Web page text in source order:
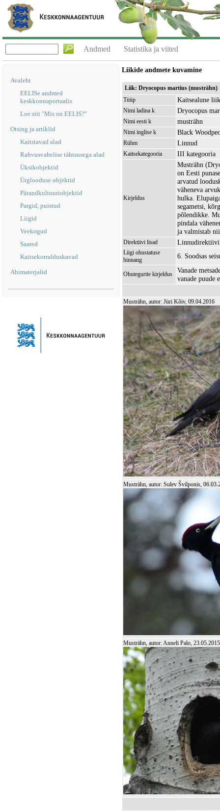
Andmed Statistika ja viited
Avaleht
EELISe andmed
keskkonnaportaalis
Loe siit "Mis on EELIS?"
Otsing ja artiklid
Kaitstavad alad
Rahvusvahelise tähtsusega alad
Üksikobjektid
Ürglooduse objektid
Pärandkultuuriobjektid
Pargid, puistud
Liigid
Veekogud
Saared
Kaitsekorralduskavad
Abimaterjalid
Liikide andmete kuvamine
Liik: Dryocopus martius (musträhn)
Tüüp
Kaitsealune liik
Nimi ladina k Dryocopus
Nimi eesti k musträhn
Nimi inglise k Black
Rühm Linnud
Kaitsekategooria III kategooria
Kirjeldus
Musträhn
on Eesti
arvatud
väheneva
hulka.
segametsi,
põlendikke.
pindala
ja valmistab nii
Direktiivi lisad
Liigi ohustatuse
hinnang
6. Soodsas
Ohutegurite kirjeldus
Vanade
vanade puude
Musträhn, autor: Jüri Kõiv, 09.04.2016
Musträhn, autor: Sulev Švilponis,
Musträhn, autor: Anneli Palo, 23.05.2015